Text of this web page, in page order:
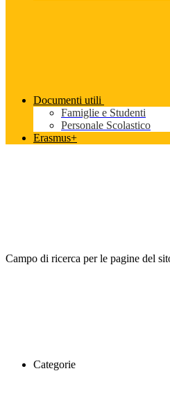
Documenti utili
Famiglie e Studenti
Personale Scolastico
Erasmus+
Campo di ricerca per le pagine del
Categorie